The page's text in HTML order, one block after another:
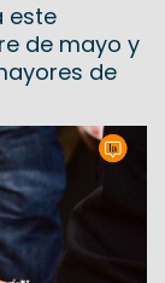
este
de mayo y
de